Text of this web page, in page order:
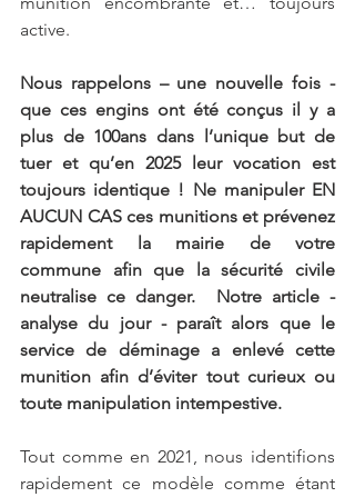
active.
Nous rappelons – une nouvelle fois -
que ces engins ont été conçus il y a
plus de 100ans dans l’unique but de
tuer et qu’en 2025 leur vocation est
toujours identique ! Ne manipuler EN
AUCUN CAS ces munitions et prévenez
rapidement la mairie de votre
commune afin que la sécurité civile
neutralise ce danger.  Notre article -
analyse du jour - paraît alors que le
service de déminage a enlevé cette
munition afin d’éviter tout curieux ou
toute manipulation intempestive.
Tout comme en 2021, nous identifions
rapidement ce modèle comme étant